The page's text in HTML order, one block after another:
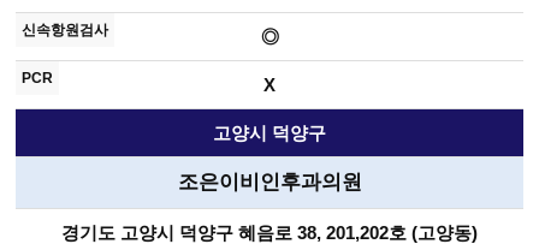
◎
X
고양시 덕양구
조은이비인후과의원
경기도 고양시 덕양구 혜음로 38, 201,202호 (고양동)